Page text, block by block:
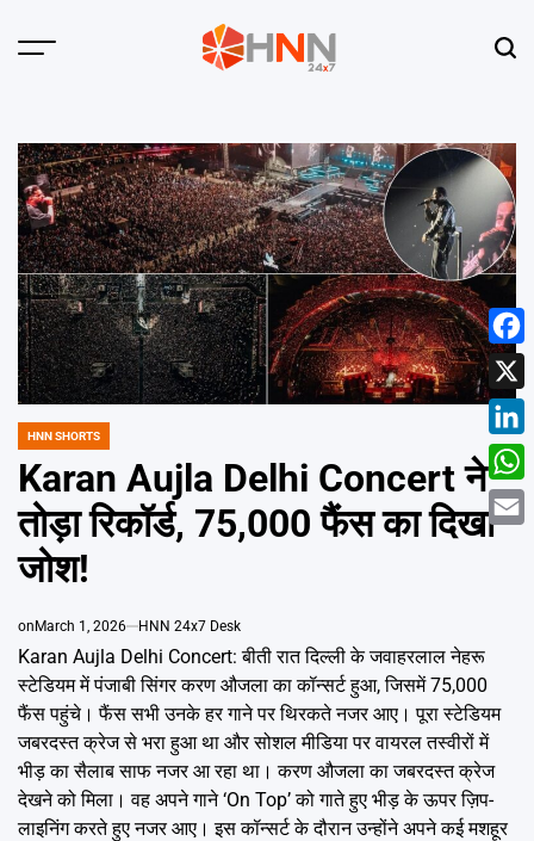
Menu
POSTED
HNN SHORTS
Karan Aujla Delhi Concert ने
तोड़ा रिकॉर्ड, 75,000 फैंस का दिखा
जोश!
onMarch 1, 2026 HNN 24x7 Desk
Karan Aujla Delhi Concert: बीती रात दिल्ली के जवाहरलाल नेहरू
स्टेडियम में पंजाबी सिंगर करण औजला का कॉन्सर्ट हुआ, जिसमें 75,000
फैंस पहुंचे। फैंस सभी उनके हर गाने पर थिरकते नजर आए। पूरा स्टेडियम
जबरदस्त क्रेज से भरा हुआ था और सोशल मीडिया पर वायरल तस्वीरों में
भीड़ का सैलाब साफ नजर आ रहा था। करण औजला का जबरदस्त क्रेज
देखने को मिला। वह अपने गाने ‘On Top’ को गाते हुए भीड़ के ऊपर ज़िप-
लाइनिंग करते हुए नजर आए। इस कॉन्सर्ट के दौरान उन्होंने अपने कई मशहूर
X